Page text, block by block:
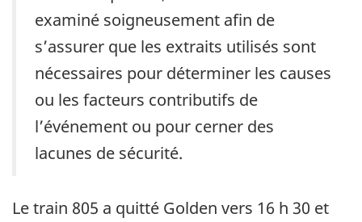
examiné soigneusement afin de
s’assurer que les extraits utilisés sont
nécessaires pour déterminer les causes
ou les facteurs contributifs de
l’événement ou pour cerner des
lacunes de sécurité.
Le train 805 a quitté Golden vers 16 h 30 et